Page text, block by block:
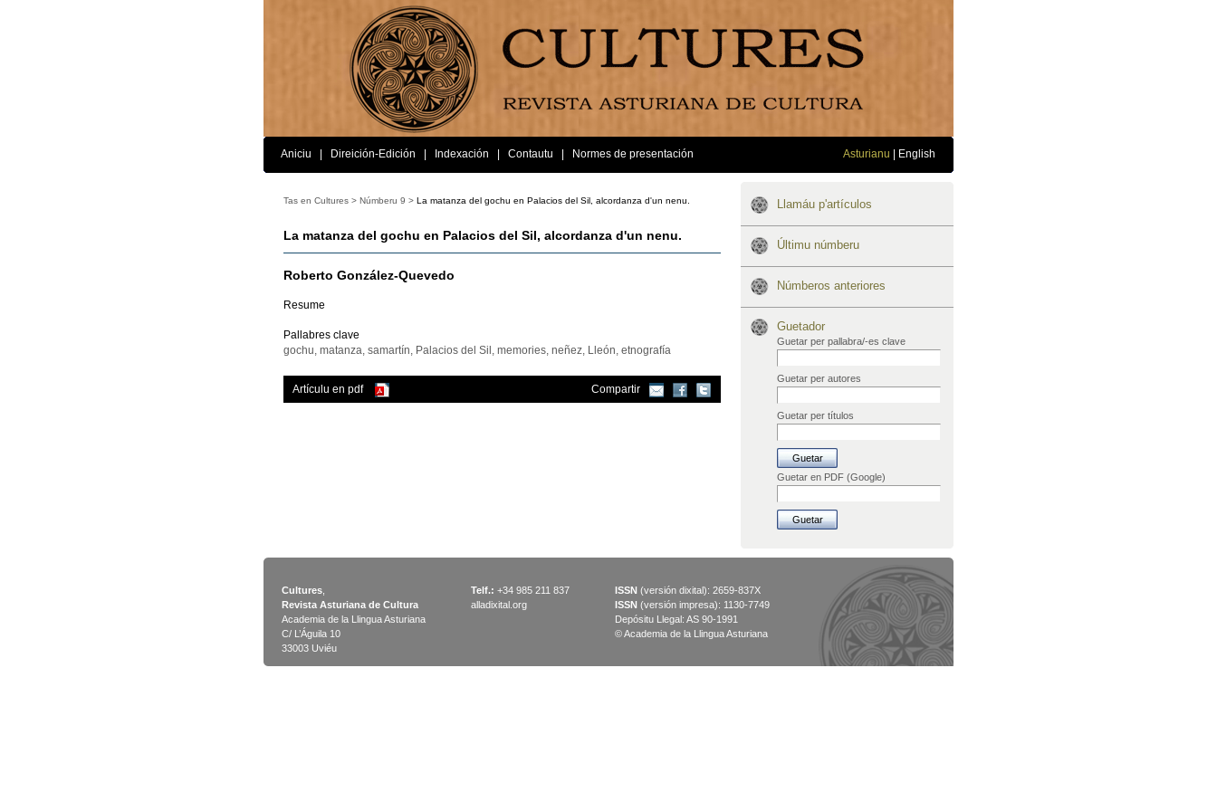
Aniciu Direición-Edición Indexación Contautu Normes de presentación Asturianu English
Tas en Cultures > Númberu 9 > La matanza del gochu en Palacios del Sil, alcordanza d'un nenu.
La matanza del gochu en Palacios del Sil, alcordanza d'un nenu.
Roberto González-Quevedo
Resume
Pallabres clave
gochu, matanza, samartín, Palacios del Sil, memories, neñez, Lleón, etnografía
Artículu en pdf Compartir
Llamáu p'artículos
Últimu númberu
Númberos anteriores
Guetador
Guetar per pallabra/-es clave
Guetar per autores
Guetar per títulos
Guetar en PDF (Google)
Cultures
Revista Asturiana de Cultura
Academia de la Llingua Asturiana
C/ L’Águila 10
33003 Uviéu
Telf.: +34 985 211 837
alladixital.org
ISSN (versión dixital): 2659-837X
ISSN (versión impresa): 1130-7749
Depósitu Llegal: AS 90-1991
© Academia de la Llingua Asturiana